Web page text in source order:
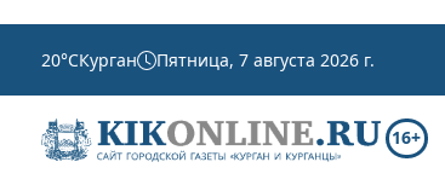
20°CКурган Пятница, 7 августа 2026 г.
16+